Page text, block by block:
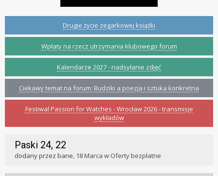
Drugie życie zegarkowej książki
Wpłaty na rzecz utrzymania klubowego forum
Kalendarze 2027 - nadsyłanie zdjęć
Ciekawy temat na forum: Budziki a poezja i sztuka konkretna
Festiwal Passion for Watches - Wrocław 2026 - transmisje
wykładów
Paski 24, 22
dodany przez bane, 18 Marca w Oferty bezpłatne